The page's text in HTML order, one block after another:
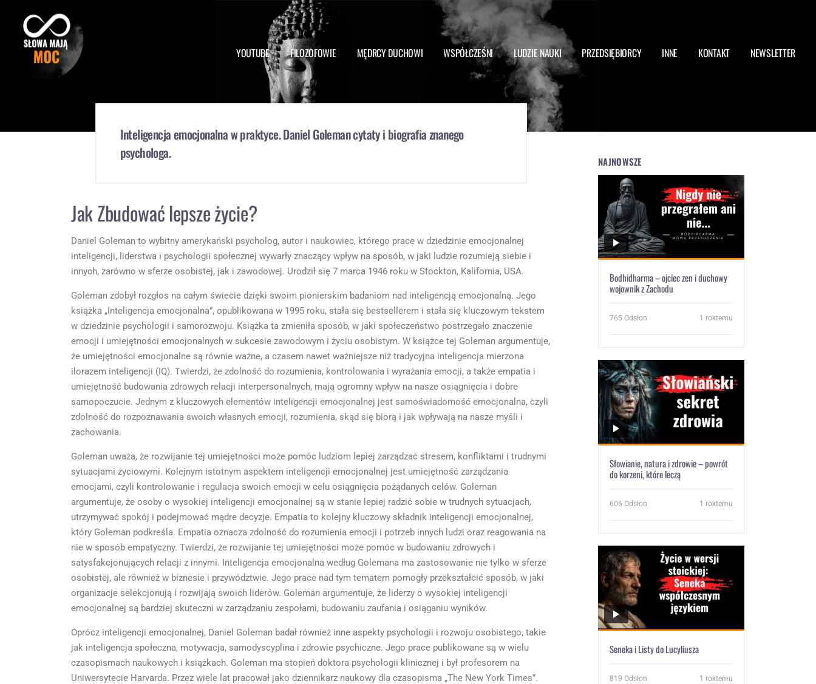
content
YOUTUBE FILOZOFOWIE MĘDRCY DUCHOWI WSPÓŁCZEŚNI LUDZIE NAUKI PRZEDSIĘBIORCY INNE KONTAKT NEWSLETTER
Inteligencja emocjonalna w praktyce. Daniel Goleman cytaty i biografia znanego
psychologa.
Jak Zbudować lepsze życie?
Daniel Goleman to wybitny amerykański psycholog, autor i naukowiec, którego prace w dziedzinie emocjonalnej
inteligencji, liderstwa i psychologii społecznej wywarły znaczący wpływ na sposób, w jaki ludzie rozumieją siebie i
innych, zarówno w sferze osobistej, jak i zawodowej. Urodził się 7 marca 1946 roku w Stockton, Kalifornia, USA.
Goleman zdobył rozgłos na całym świecie dzięki swoim pionierskim badaniom nad inteligencją emocjonalną. Jego
książka „Inteligencja emocjonalna”, opublikowana w 1995 roku, stała się bestsellerem i stała się kluczowym tekstem
w dziedzinie psychologii i samorozwoju. Książka ta zmieniła sposób, w jaki społeczeństwo postrzegało znaczenie
emocji i umiejętności emocjonalnych w sukcesie zawodowym i życiu osobistym. W książce tej Goleman argumentuje,
że umiejętności emocjonalne są równie ważne, a czasem nawet ważniejsze niż tradycyjna inteligencja mierzona
ilorazem inteligencji (IQ). Twierdzi, że zdolność do rozumienia, kontrolowania i wyrażania emocji, a także empatia i
umiejętność budowania zdrowych relacji interpersonalnych, mają ogromny wpływ na nasze osiągnięcia i dobre
samopoczucie. Jednym z kluczowych elementów inteligencji emocjonalnej jest samoświadomość emocjonalna, czyli
zdolność do rozpoznawania swoich własnych emocji, rozumienia, skąd się biorą i jak wpływają na nasze myśli i
zachowania.
Goleman uważa, że rozwijanie tej umiejętności może pomóc ludziom lepiej zarządzać stresem, konfliktami i trudnymi
sytuacjami życiowymi. Kolejnym istotnym aspektem inteligencji emocjonalnej jest umiejętność zarządzania
emocjami, czyli kontrolowanie i regulacja swoich emocji w celu osiągnięcia pożądanych celów. Goleman
argumentuje, że osoby o wysokiej inteligencji emocjonalnej są w stanie lepiej radzić sobie w trudnych sytuacjach,
utrzymywać spokój i podejmować mądre decyzje. Empatia to kolejny kluczowy składnik inteligencji emocjonalnej,
który Goleman podkreśla. Empatia oznacza zdolność do rozumienia emocji i potrzeb innych ludzi oraz reagowania na
nie w sposób empatyczny. Twierdzi, że rozwijanie tej umiejętności może pomóc w budowaniu zdrowych i
satysfakcjonujących relacji z innymi. Inteligencja emocjonalna według Golemana ma zastosowanie nie tylko w sferze
osobistej, ale również w biznesie i przywództwie. Jego prace nad tym tematem pomogły przekształcić sposób, w jaki
organizacje selekcjonują i rozwijają swoich liderów. Goleman argumentuje, że liderzy o wysokiej inteligencji
emocjonalnej są bardziej skuteczni w zarządzaniu zespołami, budowaniu zaufania i osiąganiu wyników.
Oprócz inteligencji emocjonalnej, Daniel Goleman badał również inne aspekty psychologii i rozwoju osobistego, takie
jak inteligencja społeczna, motywacja, samodyscyplina i zdrowie psychiczne. Jego prace publikowane są w wielu
czasopismach naukowych i książkach. Goleman ma stopień doktora psychologii klinicznej i był profesorem na
Uniwersytecie Harvarda. Przez wiele lat pracował jako dziennikarz naukowy dla czasopisma „The New York Times”.
NAJNOWSZE
Bodhidharma – ojciec zen i duchowy
wojownik z Zachodu
765 Odsłon 1 roktemu
Słowianie, natura i zdrowie – powrót
do korzeni, które leczą
606 Odsłon 1 roktemu
Seneka i Listy do Lucyliusza
819 Odsłon 1 roktemu